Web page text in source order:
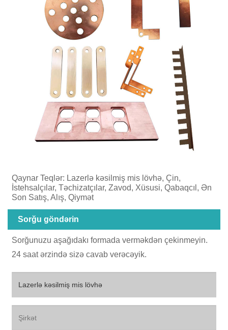
Qaynar Teqlər: Lazerlə kəsilmiş mis lövhə, Çin,
İstehsalçılar, Təchizatçılar, Zavod, Xüsusi, Qabaqcıl, Ən
Son Satış, Alış, Qiymət
Sorğu göndərin
Sorğunuzu aşağıdakı formada verməkdən çekinmeyin.
24 saat ərzində sizə cavab verəcəyik.